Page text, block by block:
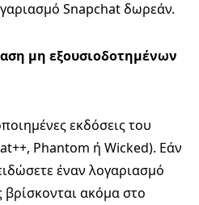
Snapchat δωρεάν.
μη εξουσιοδοτημένων
εκδόσεις του
Phantom ή Wicked). Εάν
έναν λογαριασμό
ακόμα στο